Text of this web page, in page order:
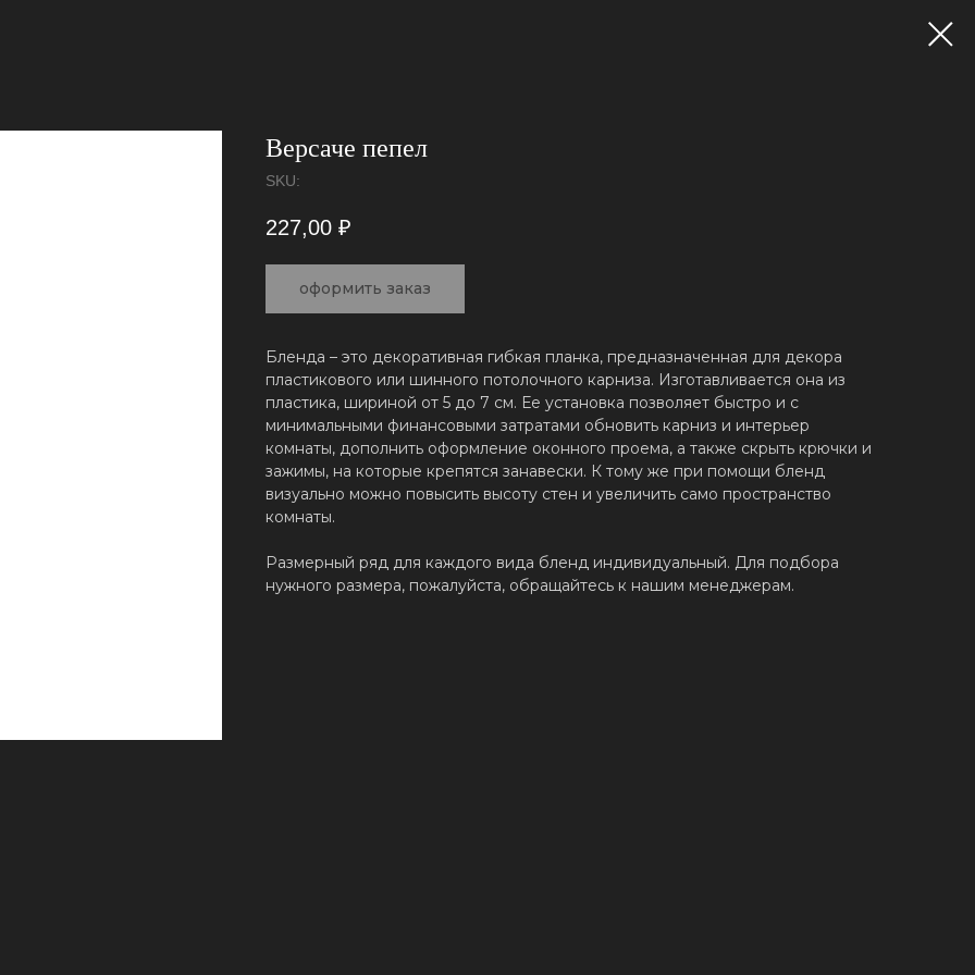
Версаче пепел
SKU:
227,00 ₽
оформить заказ
Бленда – это декоративная гибкая планка, предназначенная для декора
пластикового или шинного потолочного карниза. Изготавливается она из
пластика, шириной от 5 до 7 см. Ее установка позволяет быстро и с
минимальными финансовыми затратами обновить карниз и интерьер
комнаты, дополнить оформление оконного проема, а также скрыть крючки и
зажимы, на которые крепятся занавески. К тому же при помощи бленд
визуально можно повысить высоту стен и увеличить само пространство
комнаты.
Размерный ряд для каждого вида бленд индивидуальный. Для подбора
нужного размера, пожалуйста, обращайтесь к нашим менеджерам.